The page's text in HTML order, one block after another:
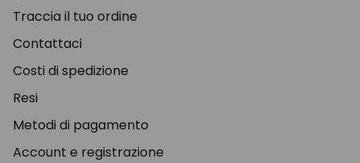
Traccia il tuo ordine
Contattaci
Costi di spedizione
Resi
Metodi di pagamento
Account e registrazione